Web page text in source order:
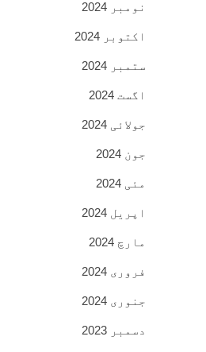
نومبر 2024
اکتوبر 2024
ستمبر 2024
اگست 2024
جولائی 2024
جون 2024
مئی 2024
اپریل 2024
مارچ 2024
فروری 2024
جنوری 2024
دسمبر 2023